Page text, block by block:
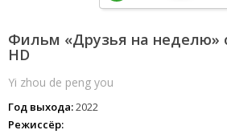
Фильм «Друзья на неделю»
HD
Yi zhou de peng you
Год выхода:2022
Режиссёр: